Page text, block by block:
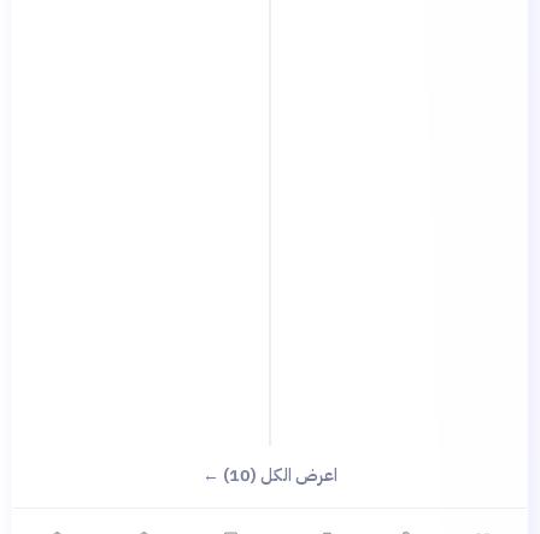
اعرض الكل (10) ←